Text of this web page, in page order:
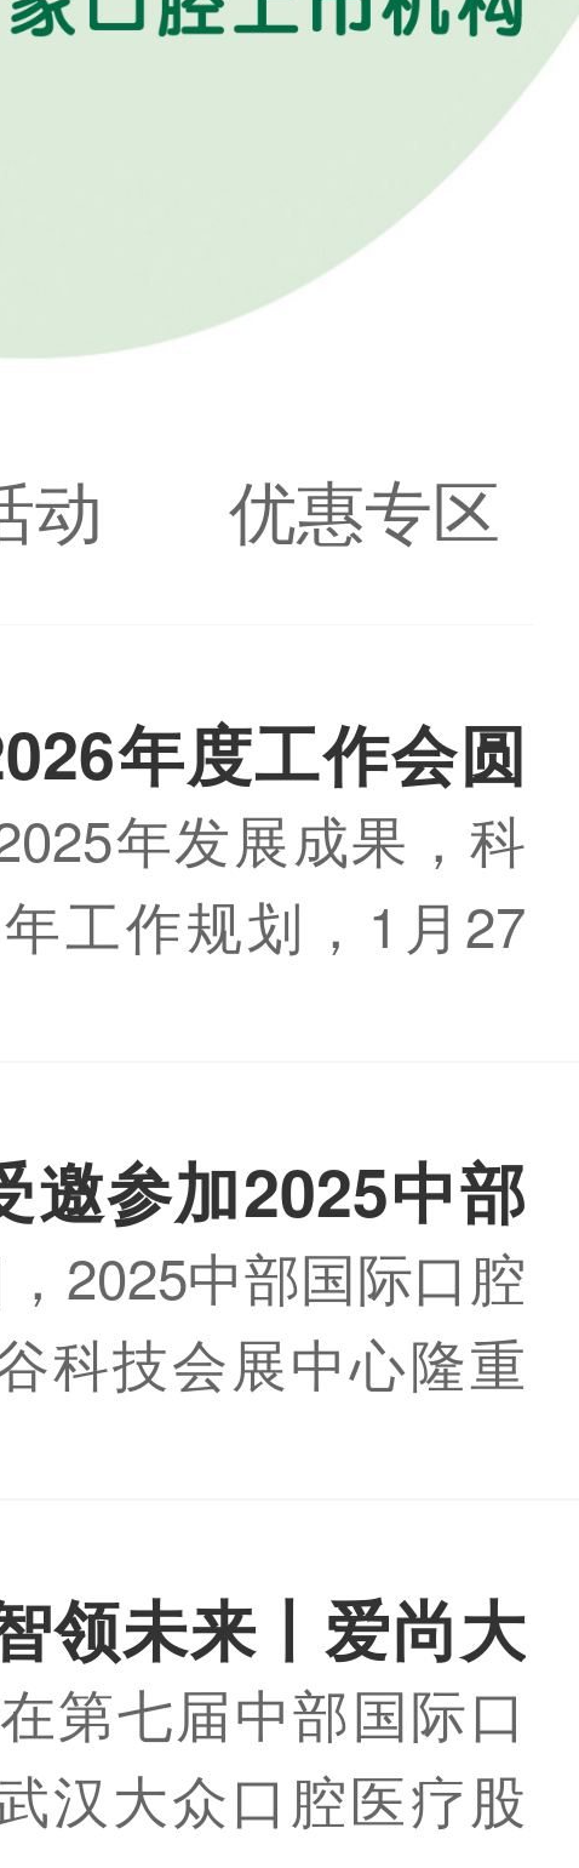
动 优惠专区
年度工作会圆
年发展成果，科
工作规划，1月27
东主持，公司高
总监、主任及运营
共同参与，凝心聚
邀参加2025中部
2025中部国际口腔
科技会展中心隆重
获邀参展的民营口
构。【阅读全文】
领未来丨爱尚大
森科技战略合作
重举行
第七届中部国际口
汉大众口腔医疗股